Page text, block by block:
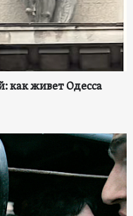
как живет Одесса